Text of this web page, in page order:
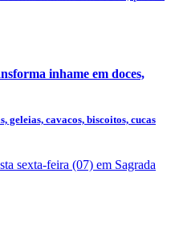
inhame em doces,
geleias, cavacos, biscoitos, cucas